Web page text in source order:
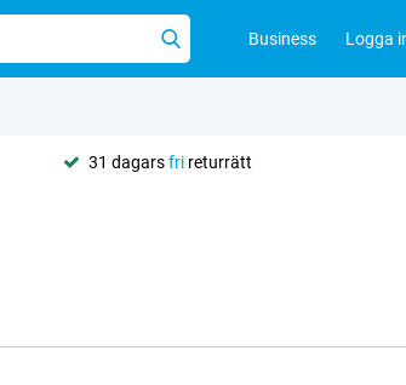
Business Logga
31 dagarsfri returrätt